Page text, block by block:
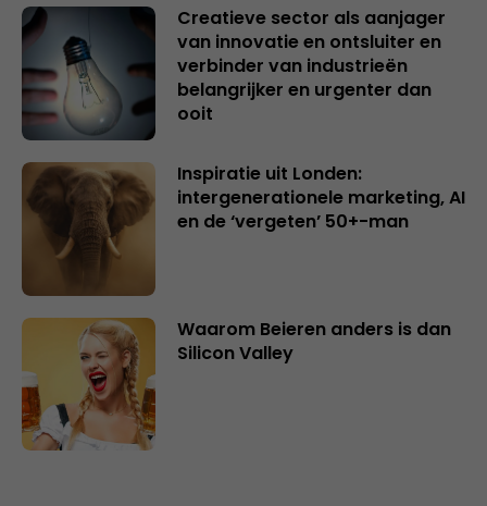
Creatieve sector als aanjager
van innovatie en ontsluiter en
verbinder van industrieën
belangrijker en urgenter dan
ooit
Inspiratie uit Londen:
intergenerationele marketing, AI
en de ‘vergeten’ 50+-man
Waarom Beieren anders is dan
Silicon Valley